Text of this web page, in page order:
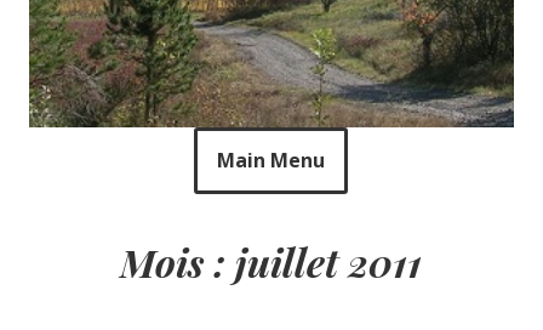
Main Menu
Mois :juillet 2011